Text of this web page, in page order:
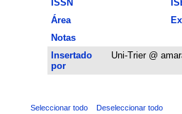
ISSN
Área
Notas
Insertado
por
Uni-Trier @
Seleccionar todo Deseleccionar todo